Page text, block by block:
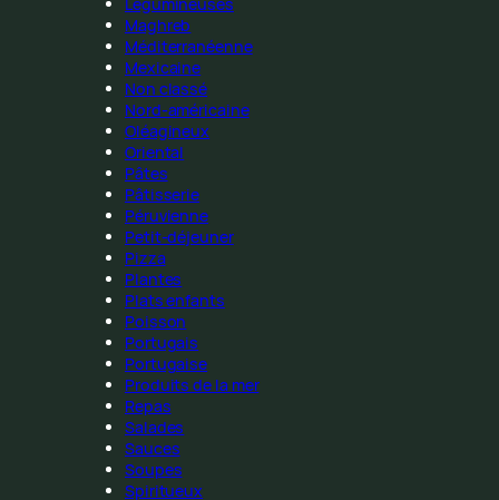
Maghreb
Méditerranéenne
Mexicaine
Non classé
Nord-américaine
Oléagineux
Oriental
Pâtes
Pâtisserie
Péruvienne
Petit-déjeuner
Pizza
Plantes
Plats enfants
Poisson
Portugais
Portugaise
Produits de la mer
Repas
Salades
Sauces
Soupes
Spiritueux